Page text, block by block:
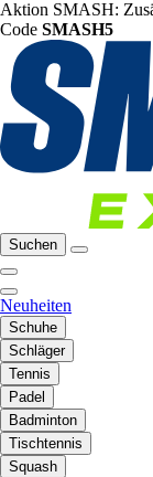
Aktion SMASH:
Code SMASH5
Suchen
Neuheiten
Schuhe
Schläger
Tennis
Padel
Badminton
Tischtennis
Squash